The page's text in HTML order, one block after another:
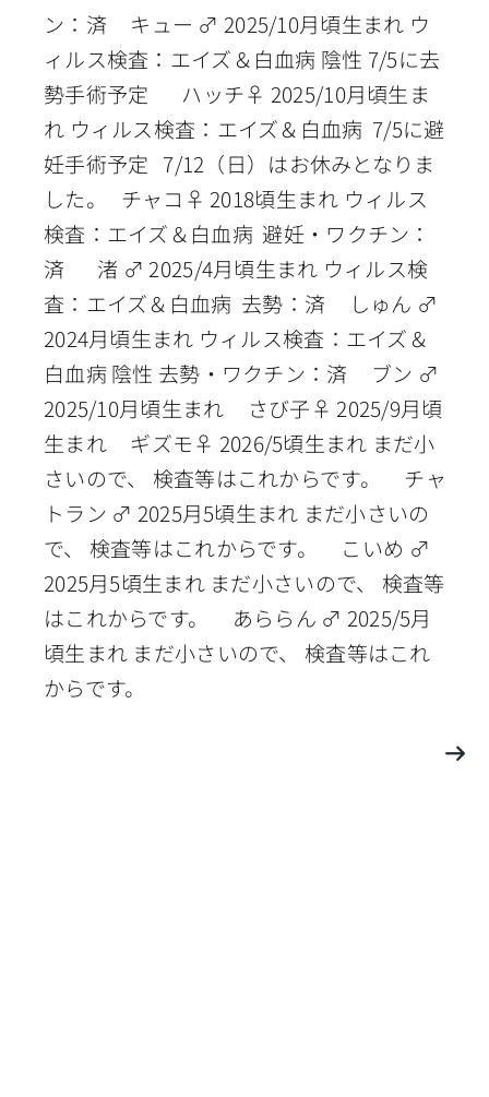
ン：済 キュー ♂ 2025/10月頃生まれ ウ
ィルス検査：エイズ＆白血病 陰性 7/5に去
勢手術予定 ハッチ♀ 2025/10月頃生ま
れ ウィルス検査：エイズ＆白血病 7/5に避
妊手術予定 7/12（日）はお休みとなりま
した。 チャコ♀ 2018頃生まれ ウィルス
検査：エイズ＆白血病 避妊・ワクチン：
済 渚 ♂ 2025/4月頃生まれ ウィルス検
査：エイズ＆白血病 去勢：済 しゅん ♂
2024月頃生まれ ウィルス検査：エイズ＆
白血病 陰性 去勢・ワクチン：済 ブン ♂
2025/10月頃生まれ さび子♀ 2025/9月頃
生まれ ギズモ♀ 2026/5頃生まれ まだ小
さいので、 検査等はこれからです。 チャ
トラン ♂ 2025月5頃生まれ まだ小さいの
で、 検査等はこれからです。 こいめ ♂
2025月5頃生まれ まだ小さいので、 検査等
はこれからです。 あららん ♂ 2025/5月
頃生まれ まだ小さいので、 検査等はこれ
からです。